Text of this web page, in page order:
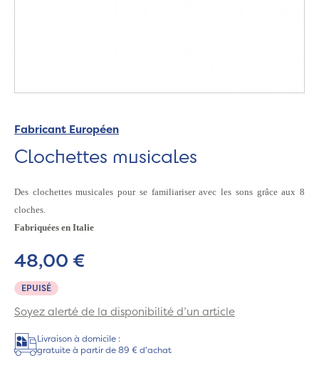
Fabricant Européen
Clochettes musicales
Des clochettes musicales pour se familiariser avec les sons grâce aux 8
cloches.
Fabriquées en Italie
EPUISÉ
48,00 €
Soyez alerté de la disponibilité d’un article
Livraison à domicile :
gratuite à partir de 89 € d'achat